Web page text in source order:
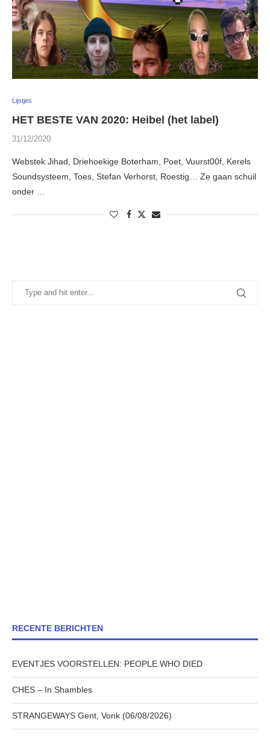
Lijstjes
HET BESTE VAN 2020: Heibel (het label)
31/12/2020
Webstek Jihad, Driehoekige Boterham, Poet, Vuurst00f, Kerels
Soundsysteem, Toes, Stefan Verhorst, Roestig… Ze gaan schuil
onder …
RECENTE BERICHTEN
EVENTJES VOORSTELLEN: PEOPLE WHO DIED
CHES – In Shambles
STRANGEWAYS Gent, Vonk (06/08/2026)